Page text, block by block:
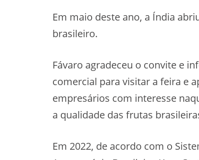
Em maio deste ano, a Índia
brasileiro.
Fávaro agradeceu o convite e
comercial para visitar a feira e
empresários com interesse
a qualidade das frutas
Em 2022, de acordo com o